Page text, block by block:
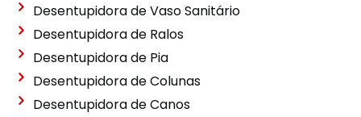
Desentupidora de Vaso Sanitário
Desentupidora de Ralos
Desentupidora de Pia
Desentupidora de Colunas
Desentupidora de Canos